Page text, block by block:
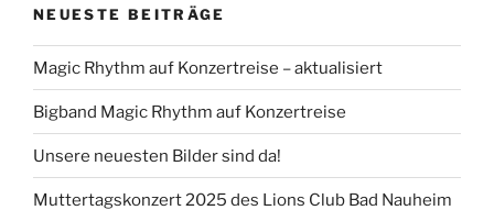
NEUESTE BEITRÄGE
Magic Rhythm auf Konzertreise – aktualisiert
Bigband Magic Rhythm auf Konzertreise
Unsere neuesten Bilder sind da!
Muttertagskonzert 2025 des Lions Club Bad Nauheim